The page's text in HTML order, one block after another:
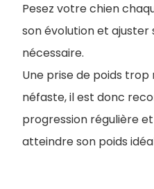
Pesez votre chien
son évolution et ajuster
nécessaire.
Une prise de poids
néfaste, il est donc
progression régulière
atteindre son poids